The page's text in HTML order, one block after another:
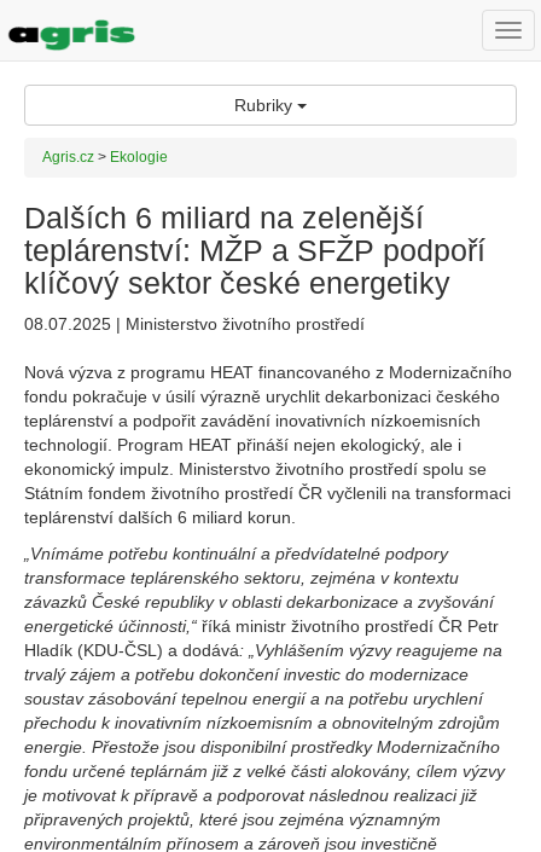
Rubriky
Agris.cz > Ekologie
Dalších 6 miliard na zelenější
teplárenství: MŽP a SFŽP podpoří
klíčový sektor české energetiky
08.07.2025 | Ministerstvo životního prostředí
Nová výzva z programu HEAT financovaného z Modernizačního
fondu pokračuje v úsilí výrazně urychlit dekarbonizaci českého
teplárenství a podpořit zavádění inovativních nízkoemisních
technologií. Program HEAT přináší nejen ekologický, ale i
ekonomický impulz. Ministerstvo životního prostředí spolu se
Státním fondem životního prostředí ČR vyčlenili na transformaci
teplárenství dalších 6 miliard korun.
„Vnímáme potřebu kontinuální a předvídatelné podpory
transformace teplárenského sektoru, zejména v kontextu
závazků České republiky v oblasti dekarbonizace a zvyšování
energetické účinnosti,“ říká ministr životního prostředí ČR Petr
Hladík (KDU-ČSL) a dodává: „Vyhlášením výzvy reagujeme na
trvalý zájem a potřebu dokončení investic do modernizace
soustav zásobování tepelnou energií a na potřebu urychlení
přechodu k inovativním nízkoemisním a obnovitelným zdrojům
energie. Přestože jsou disponibilní prostředky Modernizačního
fondu určené teplárnám již z velké části alokovány, cílem výzvy
je motivovat k přípravě a podporovat následnou realizaci již
připravených projektů, které jsou zejména významným
environmentálním přínosem a zároveň jsou investičně